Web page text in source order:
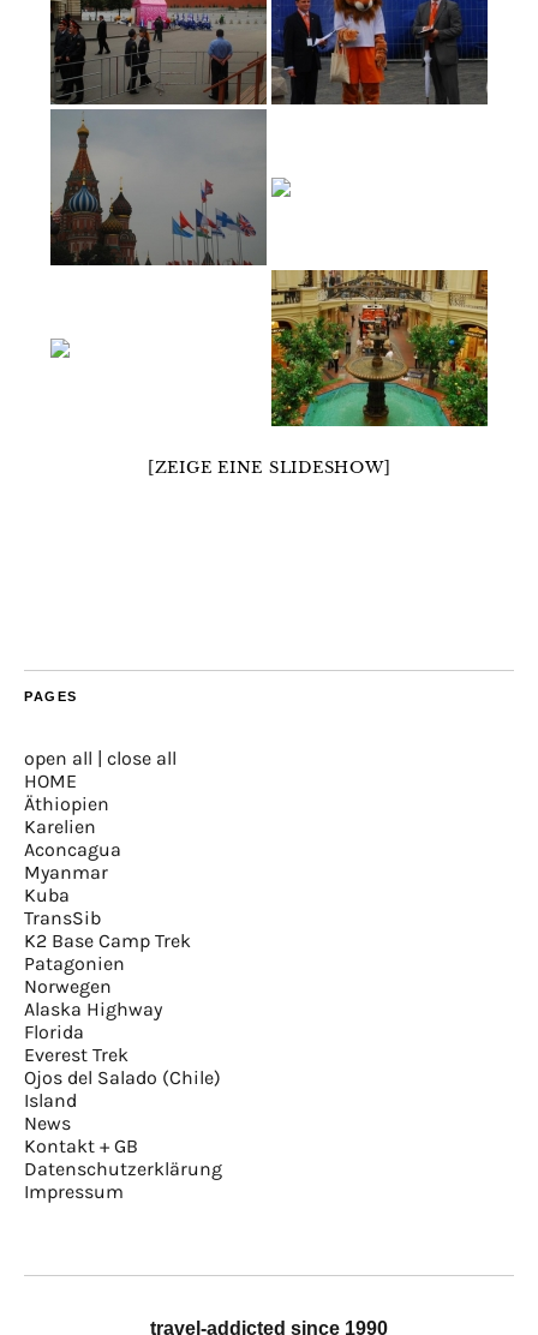
[ZEIGE EINE SLIDESHOW]
PAGES
open all
close all
HOME
Äthiopien
Karelien
Aconcagua
Myanmar
Kuba
TransSib
K2 Base Camp Trek
Patagonien
Norwegen
Alaska Highway
Florida
Everest Trek
Ojos del Salado (Chile)
Island
News
Kontakt + GB
Datenschutzerklärung
Impressum
travel-addicted since 1990